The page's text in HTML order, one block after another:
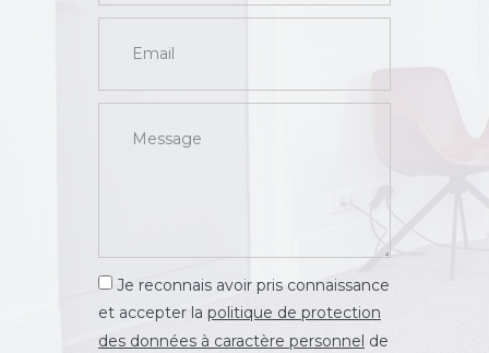
Je reconnais avoir pris connaissance
et accepter la politique de protection
des données à caractère personnel de